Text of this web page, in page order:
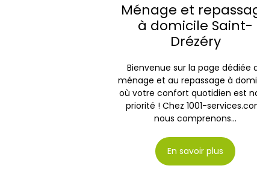
Ménage et
à domicile Saint-
Drézéry
Bienvenue sur la page dédiée
ménage et au repassage à
où votre confort quotidien est
priorité ! Chez 1001-
nous comprenons...
En savoir plus